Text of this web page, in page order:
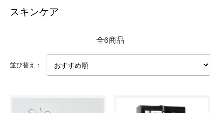
スキンケア
全6商品
並び替え：